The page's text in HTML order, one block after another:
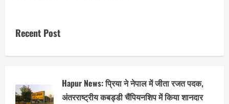
Recent Post
Hapur News: प्रिया ने नेपाल में जीता रजत पदक,
अंतरराष्ट्रीय कबड्डी चैंपियनशिप में किया शानदार